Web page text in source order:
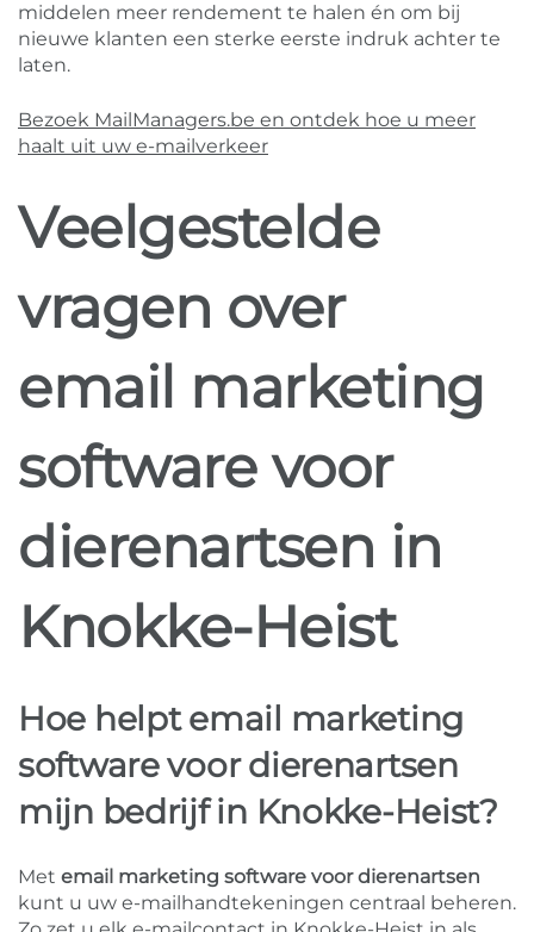
middelen meer rendement te halen én om bij
nieuwe klanten een sterke eerste indruk achter te
laten.
Bezoek MailManagers.be en ontdek hoe u meer
haalt uit uw e-mailverkeer
Veelgestelde
vragen over
email marketing
software voor
dierenartsen in
Knokke-Heist
Hoe helpt email marketing
software voor dierenartsen
mijn bedrijf in Knokke-Heist?
Met email marketing software voor dierenartsen
kunt u uw e-mailhandtekeningen centraal beheren.